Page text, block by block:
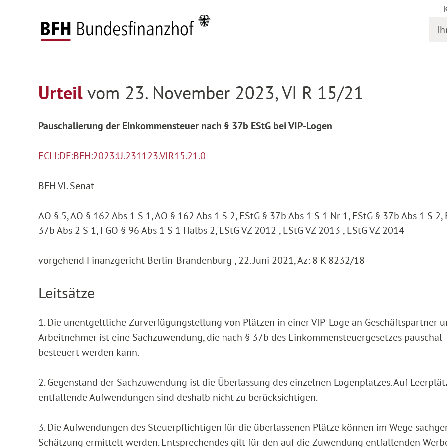
Startseite
Urteilvom 23. November 2023, VI R 15/21
Pauschalierung der Einkommensteuer nach § 37b EStG bei VIP-Logen
ECLI:DE:BFH:2023:U.231123.VIR15.21.0
BFH VI. Senat
AO § 5, AO § 162 Abs 1 S 1, AO § 162 Abs 1 S 2, EStG § 37b Abs 1 S 1 Nr 1, EStG § 37b Abs 1 S 2,
37b Abs 2 S 1, FGO § 96 Abs 1 S 1 Halbs 2, EStG VZ 2012 , EStG VZ 2013 , EStG VZ 2014
vorgehend Finanzgericht Berlin-Brandenburg , 22. Juni 2021, Az: 8 K 8232/18
Leitsätze
1. Die unentgeltliche Zurverfügungstellung von Plätzen in einer VIP-Loge an Geschäftspartner
Arbeitnehmer ist eine Sachzuwendung, die nach § 37b des Einkommensteuergesetzes pauschal
besteuert werden kann.
2. Gegenstand der Sachzuwendung ist die Überlassung des einzelnen Logenplatzes. Auf
entfallende Aufwendungen sind deshalb nicht zu berücksichtigen.
3. Die Aufwendungen des Steuerpflichtigen für die überlassenen Plätze können im Wege
Schätzung ermittelt werden. Entsprechendes gilt für den auf die Zuwendung entfallenden